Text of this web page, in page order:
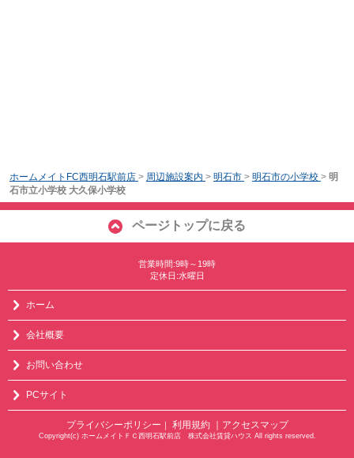
ホームメイトFC西明石駅前店 > 周辺施設案内 > 明石市 > 明石市の小学校 > 明
石市立小学校 大久保小学校
ページトップに戻る
営業時間:9時～19時
定休日:水曜日
ホーム
会社概要
お問い合わせ
PCサイト
プライバシーポリシー ｜ 利用規約 ｜アクセスマップ
Copyright(c) ホームメイトＦＣ西明石駅前店 株式会社賃貸ハウス All rights reserved.